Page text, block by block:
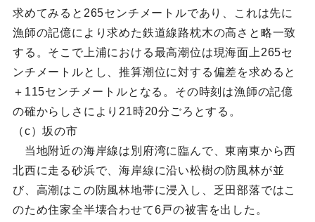
求めてみると265センチメートルであり、これは先に
漁師の記億により求めた鉄道線路枕木の高さと略一致
する。そこで上浦における最高潮位は現海面上265セ
ンチメートルとし、推算潮位に対する偏差を求めると
＋115センチメートルとなる。その時刻は漁師の記億
の確からしさにより21時20分ごろとする。
（c）坂の市
当地附近の海岸線は別府湾に臨んで、東南東から西
北西に走る砂浜で、海岸線に沿い松樹の防風林が並
び、高潮はこの防風林地帯に浸入し、乏田部落ではこ
のため住家全半壊合わせて6戸の被害を出した。